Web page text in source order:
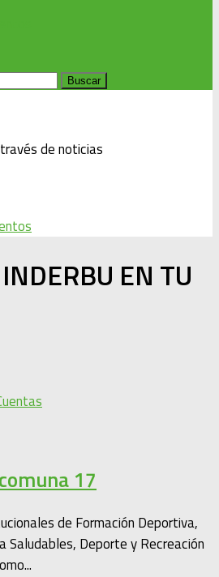
de noticias
INDERBU EN TU
17
de Formación Deportiva,
Saludables, Deporte y Recreación